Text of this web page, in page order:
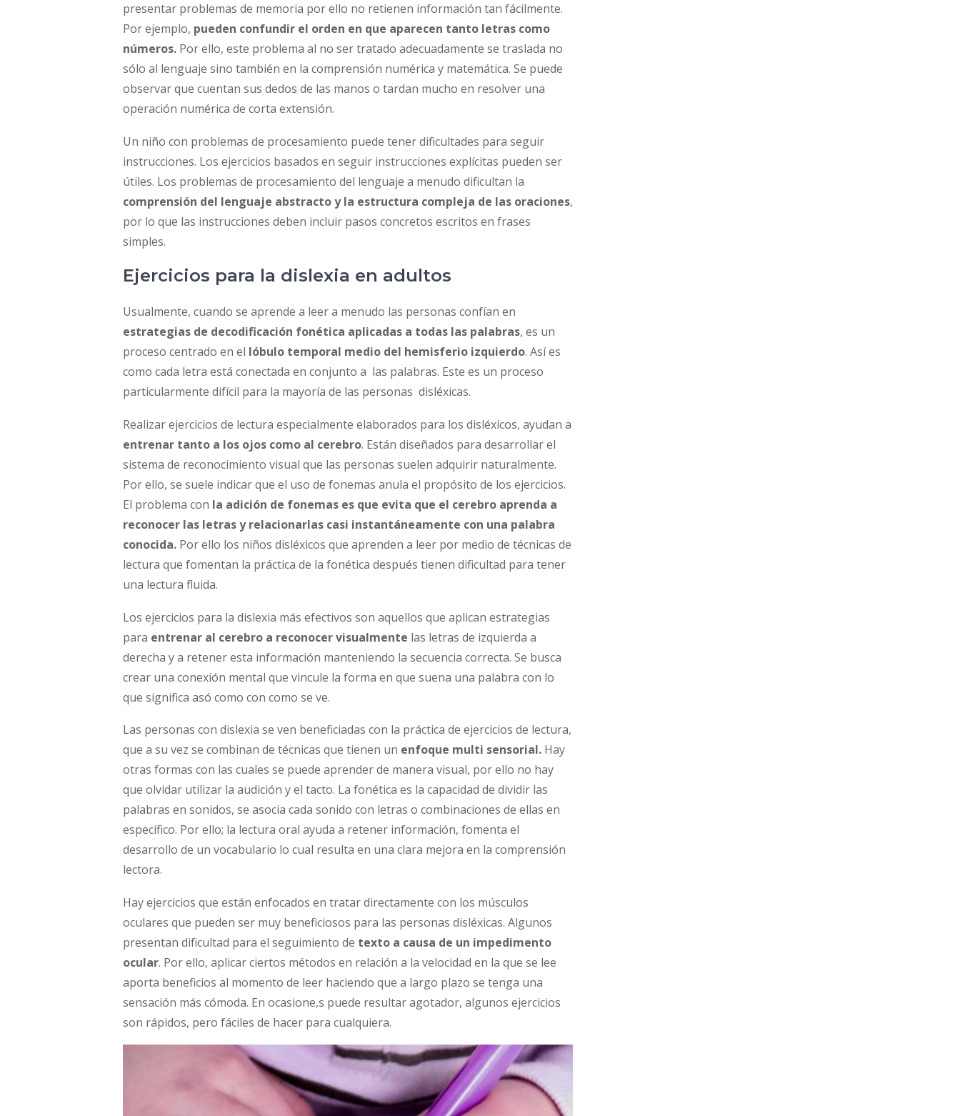
presentar problemas de memoria por ello no retienen información tan fácilmente.
Por ejemplo, pueden confundir el orden en que aparecen tanto letras como
números. Por ello, este problema al no ser tratado adecuadamente se traslada no
sólo al lenguaje sino también en la comprensión numérica y matemática. Se puede
observar que cuentan sus dedos de las manos o tardan mucho en resolver una
operación numérica de corta extensión.
Un niño con problemas de procesamiento puede tener dificultades para seguir
instrucciones. Los ejercicios basados en seguir instrucciones explícitas pueden ser
útiles. Los problemas de procesamiento del lenguaje a menudo dificultan la
comprensión del lenguaje abstracto y la estructura compleja de las oraciones,
por lo que las instrucciones deben incluir pasos concretos escritos en frases
simples.
Ejercicios para la dislexia en adultos
Usualmente, cuando se aprende a leer a menudo las personas confían en
estrategias de decodificación fonética aplicadas a todas las palabras, es un
proceso centrado en el lóbulo temporal medio del hemisferio izquierdo. Así es
como cada letra está conectada en conjunto a las palabras. Este es un proceso
particularmente difícil para la mayoría de las personas disléxicas.
Realizar ejercicios de lectura especialmente elaborados para los disléxicos, ayudan a
entrenar tanto a los ojos como al cerebro. Están diseñados para desarrollar el
sistema de reconocimiento visual que las personas suelen adquirir naturalmente.
Por ello, se suele indicar que el uso de fonemas anula el propósito de los ejercicios.
El problema con la adición de fonemas es que evita que el cerebro aprenda a
reconocer las letras y relacionarlas casi instantáneamente con una palabra
conocida. Por ello los niños disléxicos que aprenden a leer por medio de técnicas de
lectura que fomentan la práctica de la fonética después tienen dificultad para tener
una lectura fluida.
Los ejercicios para la dislexia más efectivos son aquellos que aplican estrategias
para entrenar al cerebro a reconocer visualmente las letras de izquierda a
derecha y a retener esta información manteniendo la secuencia correcta. Se busca
crear una conexión mental que vincule la forma en que suena una palabra con lo
que significa asó como con como se ve.
Las personas con dislexia se ven beneficiadas con la práctica de ejercicios de lectura,
que a su vez se combinan de técnicas que tienen un enfoque multi sensorial. Hay
otras formas con las cuales se puede aprender de manera visual, por ello no hay
que olvidar utilizar la audición y el tacto. La fonética es la capacidad de dividir las
palabras en sonidos, se asocia cada sonido con letras o combinaciones de ellas en
específico. Por ello; la lectura oral ayuda a retener información, fomenta el
desarrollo de un vocabulario lo cual resulta en una clara mejora en la comprensión
lectora.
Hay ejercicios que están enfocados en tratar directamente con los músculos
oculares que pueden ser muy beneficiosos para las personas disléxicas. Algunos
presentan dificultad para el seguimiento de texto a causa de un impedimento
ocular. Por ello, aplicar ciertos métodos en relación a la velocidad en la que se lee
aporta beneficios al momento de leer haciendo que a largo plazo se tenga una
sensación más cómoda. En ocasione,s puede resultar agotador, algunos ejercicios
son rápidos, pero fáciles de hacer para cualquiera.